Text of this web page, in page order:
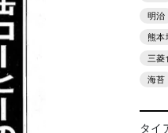
明治
熊本
三菱
海苔
タイ